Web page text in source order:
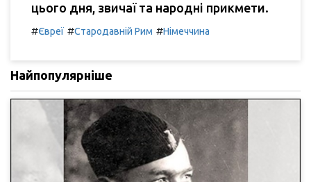
цього дня, звичаї та народні прикмети.
#Євреї #Стародавній Рим #Німеччина
Найпопулярніше